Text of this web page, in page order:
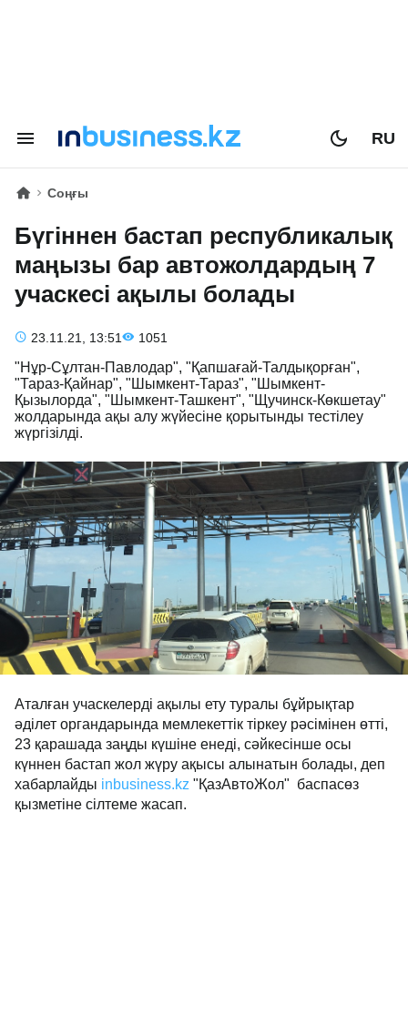
RU
Соңғы
Бүгіннен бастап республикалық
маңызы бар автожолдардың 7
учаскесі ақылы болады
23.11.21, 13:51 1051
"Нұр-Сұлтан-Павлодар", "Қапшағай-Талдықорған",
"Тараз-Қайнар", "Шымкент-Тараз", "Шымкент-
Қызылорда", "Шымкент-Ташкент", "Щучинск-Көкшетау"
жолдарында ақы алу жүйесіне қорытынды тестілеу
жүргізілді.
Аталған учаскелерді ақылы ету туралы бұйрықтар
әділет органдарында мемлекеттік тіркеу рәсімінен өтті,
23 қарашада заңды күшіне енеді, сәйкесінше осы
күннен бастап жол жүру ақысы алынатын болады, деп
хабарлайды inbusiness.kz "ҚазАвтоЖол" баспасөз
қызметіне сілтеме жасап.